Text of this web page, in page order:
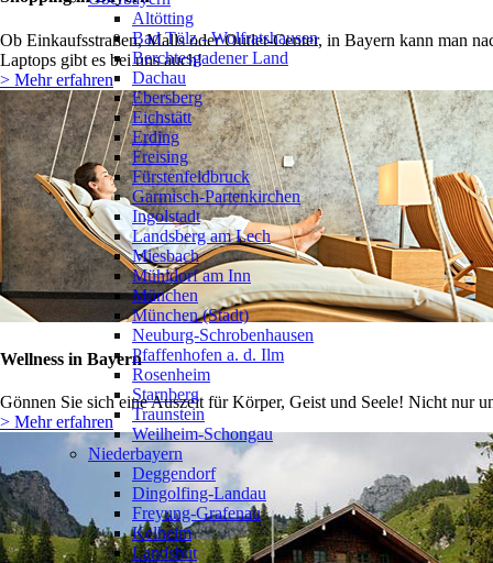
Ob Einkaufsstraßen, Malls oder Outlet-Center, in Bayern kann man
Laptops gibt es bei uns auch!
> Mehr erfahren
Wellness in Bayern
Gönnen Sie sich eine Auszeit für Körper, Geist und Seele! Nicht nur
> Mehr erfahren
Altötting
Bad Tölz - Wolfratshausen
Berchtesgadener Land
Dachau
Ebersberg
Eichstätt
Erding
Freising
Fürstenfeldbruck
Garmisch-Partenkirchen
Ingolstadt
Landsberg am Lech
Miesbach
Mühldorf am Inn
München
München (Stadt)
Neuburg-Schrobenhausen
Pfaffenhofen a. d. Ilm
Rosenheim
Starnberg
Traunstein
Weilheim-Schongau
Niederbayern
Deggendorf
Dingolfing-Landau
Freyung-Grafenau
Kelheim
Landshut